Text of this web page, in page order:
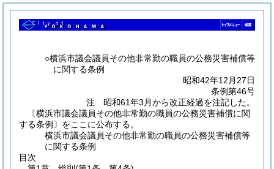
○横浜市議会議員その他非常勤の職員の公務災害補償等
に関する条例
昭和42年12月27日
条例第46号
注 昭和61年3月から改正経過を注記した。
〔横浜市議会議員その他非常勤の職員の公務災害補償に関
する条例〕をここに公布する。
横浜市議会議員その他非常勤の職員の公務災害補償等
に関する条例
目次